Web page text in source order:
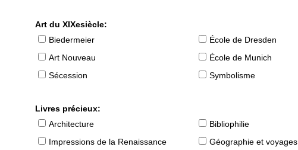
Art du XIXesiècle:
Biedermeier
École de Dresden
Art Nouveau
École de Munich
Sécession
Symbolisme
Livres précieux:
Architecture
Bibliophilie
Impressions de la Renaissance
Géographie et voyages